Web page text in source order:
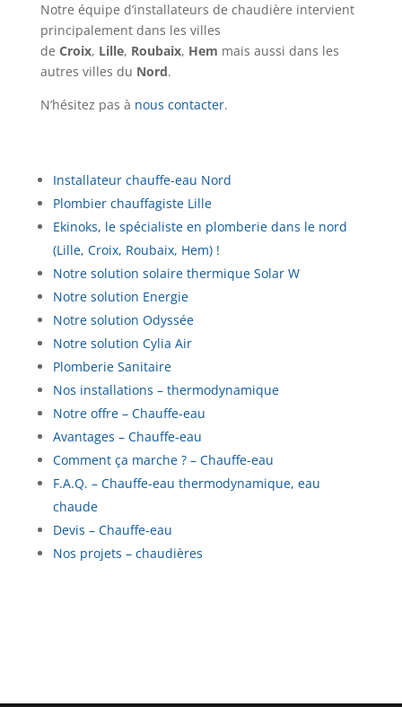
Notre équipe d’installateurs de chaudière intervient
principalement dans les villes
de Croix, Lille, Roubaix, Hem mais aussi dans les
autres villes du Nord.
N’hésitez pas à nous contacter.
Installateur chauffe-eau Nord
Plombier chauffagiste Lille
Ekinoks, le spécialiste en plomberie dans le nord
(Lille, Croix, Roubaix, Hem) !
Notre solution solaire thermique Solar W
Notre solution Energie
Notre solution Odyssée
Notre solution Cylia Air
Plomberie Sanitaire
Nos installations – thermodynamique
Notre offre – Chauffe-eau
Avantages – Chauffe-eau
Comment ça marche ? – Chauffe-eau
F.A.Q. – Chauffe-eau thermodynamique, eau
chaude
Devis – Chauffe-eau
Nos projets – chaudières